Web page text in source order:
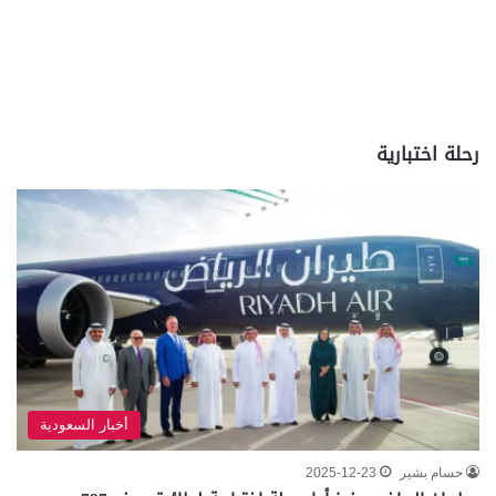
رحلة اختبارية
أخبار السعودية
حسام بشير 2025-12-23